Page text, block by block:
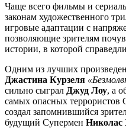
Чаще всего фильмы и
законам художественного
игровые адаптации с
позволяющие зрителям
истории, в которой
Одним из лучших
Джастина Курзеля
сильно сыграл Джуд Лоу, а
самых опасных
создал запомнившийся
будущий Супермен Николас